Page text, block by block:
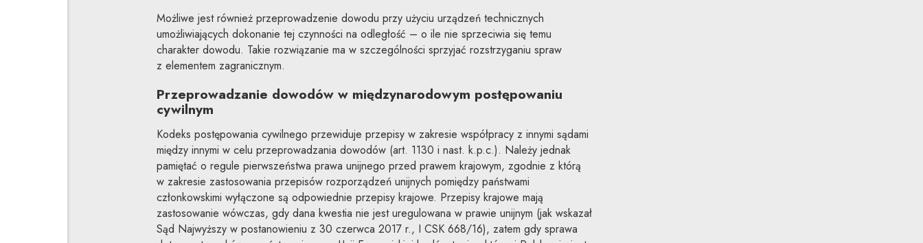
Możliwe jest również przeprowadzenie dowodu przy użyciu urządzeń technicznych
umożliwiających dokonanie tej czynności na odległość – o ile nie sprzeciwia się temu
charakter dowodu. Takie rozwiązanie ma w szczególności sprzyjać rozstrzyganiu spraw
z elementem zagranicznym.
Przeprowadzanie dowodów w międzynarodowym postępowaniu
cywilnym
Kodeks postępowania cywilnego przewiduje przepisy w zakresie współpracy z innymi sądami
między innymi w celu przeprowadzania dowodów (art. 1130 i nast. k.p.c.). Należy jednak
pamiętać o regule pierwszeństwa prawa unijnego przed prawem krajowym, zgodnie z którą
w zakresie zastosowania przepisów rozporządzeń unijnych pomiędzy państwami
członkowskimi wyłączone są odpowiednie przepisy krajowe. Przepisy krajowe mają
zastosowanie wówczas, gdy dana kwestia nie jest uregulowana w prawie unijnym (jak wskazał
Sąd Najwyższy w postanowieniu z 30 czerwca 2017 r., I CSK 668/16), zatem gdy sprawa